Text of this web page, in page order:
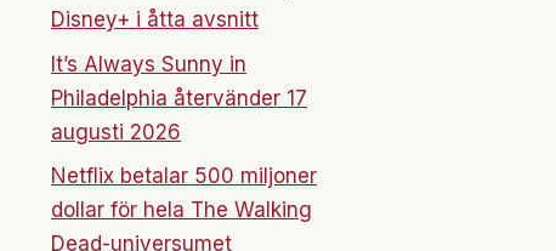
Disney+ i åtta avsnitt
It’s Always Sunny in
Philadelphia återvänder 17
augusti 2026
Netflix betalar 500 miljoner
dollar för hela The Walking
Dead-universumet